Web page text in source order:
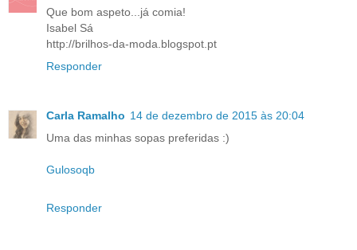
Que bom aspeto...já comia!
Isabel Sá
http://brilhos-da-moda.blogspot.pt
Responder
Carla Ramalho 14 de dezembro de 2015 às 20:04
Uma das minhas sopas preferidas :)
Gulosoqb
Responder